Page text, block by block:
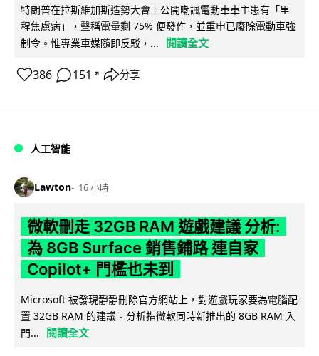
特朗普在拉斯維加斯造勢大會上公開嘲諷電動車車主患有「里
程焦慮病」，聲稱電量剩 75% 便發作，並重申已廢除電動車強
制令。惟專業車媒隨即反駁，...
閱讀全文
386 151 ↗ 分享
人工智能
Lawton 16 小時
微軟刪走 32GB RAM 遊戲建議 分析:
為 8GB Surface 銷售鋪路 連自家
Copilot+ 門檻也未到
Microsoft 被發現靜靜刪除官方網站上，對遊戲玩家要為電腦配
置 32GB RAM 的建議。分析指微軟同時新推出的 8GB RAM 入
門...
閱讀全文